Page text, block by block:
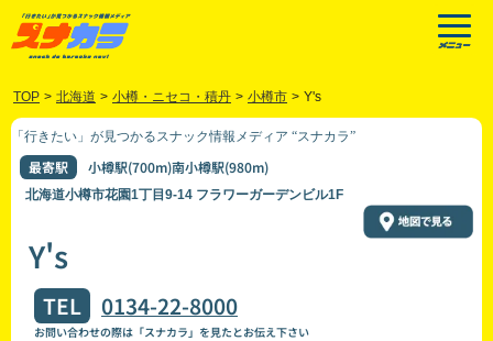
TOP > 北海道 > 小樽・ニセコ・積丹 > 小樽市 > Y's
「行きたい」が見つかるスナック情報メディア “スナカラ”
最寄駅 小樽駅(700m)南小樽駅(980m)
北海道小樽市花園1丁目9-14 フラワーガーデンビル1F
Y's
TEL 0134-22-8000
お問い合わせの際は「スナカラ」を見たとお伝え下さい